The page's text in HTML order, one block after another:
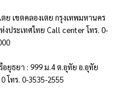
ย เขตคลองเตย กรุงเทพมหานคร
ประเทศไทย Call center โทร. 0-
ยุธยา : 999 ม.4 ต.อุทัย อ.อุทัย
โทร. 0-3535-2555